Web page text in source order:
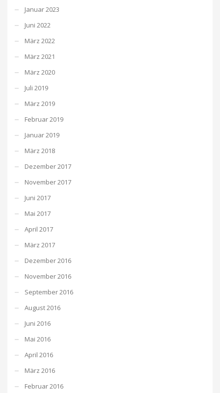
Januar 2023
Juni 2022
März 2022
März 2021
März 2020
Juli 2019
März 2019
Februar 2019
Januar 2019
März 2018
Dezember 2017
November 2017
Juni 2017
Mai 2017
April 2017
März 2017
Dezember 2016
November 2016
September 2016
August 2016
Juni 2016
Mai 2016
April 2016
März 2016
Februar 2016